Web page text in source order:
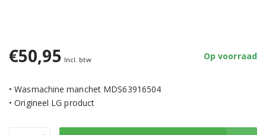
€50,95 Incl. btw Op voorraad
• Wasmachine manchet MDS63916504
• Origineel LG product